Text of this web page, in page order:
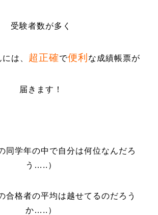
受験者数が多く
は、 超正確で便利 な成績帳票が
届きます！
同学年の中で自分は何位なんだろ
う…..）
合格者の平均は越せてるのだろう
か…..）